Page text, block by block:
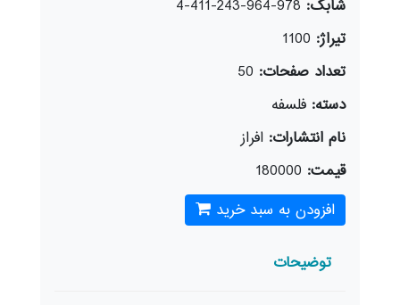
شابک: 978-964-243-411-4
تیراژ: 1100
تعداد صفحات: 50
دسته: فلسفه
نام انتشارات: افراز
قیمت: 180000
افزودن به سبد خرید
توضیحات